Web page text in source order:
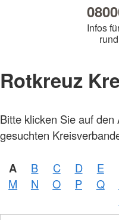
Infos
Rotkreuz
Bitte klicken Sie auf
gesuchten
A B C D E
M
N O P Q